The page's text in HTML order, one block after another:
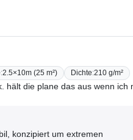
:2.5×10m (25 m²) Dichte:210 g/m²
hält die plane das aus wenn ich
konzipiert um extremen